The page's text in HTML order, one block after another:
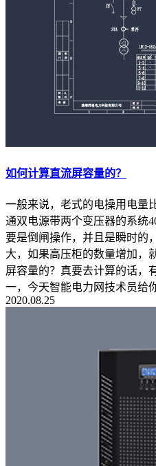
如何计算直流屏容量的？
一般来说，老式的电操用电量
通双电源带两个变压器的系统
要是倒闸操作，并且是瞬时的
大，如果高压柜的数量增加，
屏容量的？真要去计算的话，
一，今天智能电力网技术员给
2020.08.25